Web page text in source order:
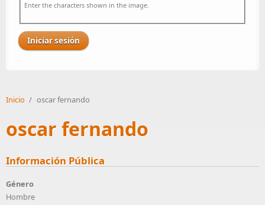
Enter the characters shown in the image.
Inicio / oscar fernando
oscar fernando
Información Pública
Género
Hombre